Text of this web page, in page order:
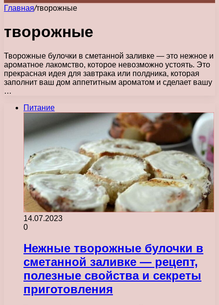
Главная/творожные
творожные
Творожные булочки в сметанной заливке — это нежное и
ароматное лакомство, которое невозможно устоять. Это
прекрасная идея для завтрака или полдника, которая
заполнит ваш дом аппетитным ароматом и сделает вашу
…
Питание
14.07.2023
0
Нежные творожные булочки в
сметанной заливке — рецепт,
полезные свойства и секреты
приготовления